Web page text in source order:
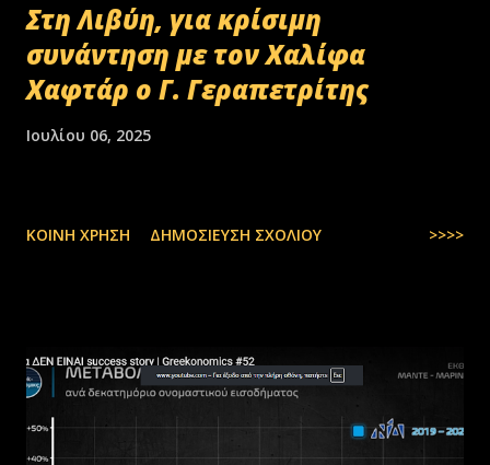
Στη Λιβύη, για κρίσιμη
συνάντηση με τον Χαλίφα
Χαφτάρ ο Γ. Γεραπετρίτης
Ιουλίου 06, 2025
ΚΟΙΝΉ ΧΡΉΣΗ ΔΗΜΟΣΊΕΥΣΗ ΣΧΟΛΊΟΥ >>>>